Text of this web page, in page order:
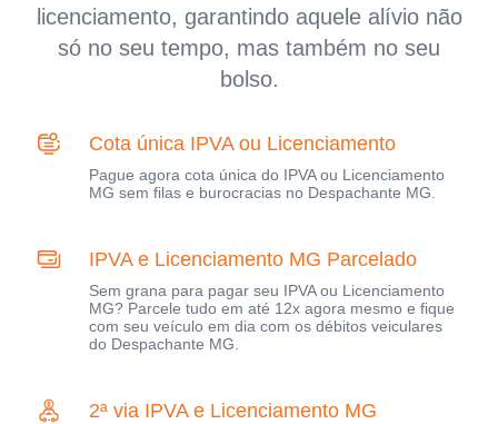
licenciamento, garantindo aquele alívio não
só no seu tempo, mas também no seu
bolso.
Cota única IPVA ou Licenciamento
Pague agora cota única do IPVA ou Licenciamento
MG sem filas e burocracias no Despachante MG.
IPVA e Licenciamento MG Parcelado
Sem grana para pagar seu IPVA ou Licenciamento
MG? Parcele tudo em até 12x agora mesmo e fique
com seu veículo em dia com os débitos veiculares
do Despachante MG.
2ª via IPVA e Licenciamento MG